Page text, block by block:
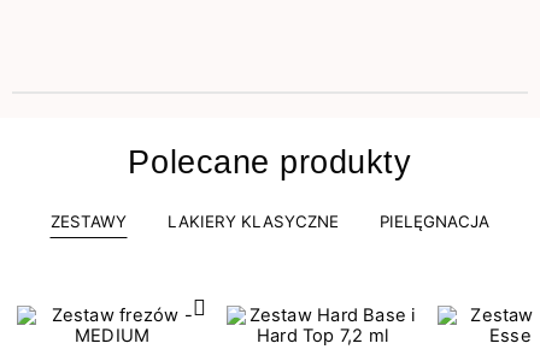
Polecane produkty
ZESTAWY LAKIERY KLASYCZNE PIELĘGNACJA